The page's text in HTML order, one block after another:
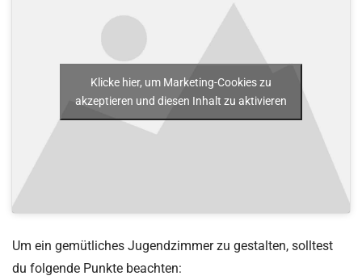
Klicke hier, um Marketing-Cookies zu
akzeptieren und diesen Inhalt zu aktivieren
Um ein gemütliches Jugendzimmer zu gestalten, solltest
du folgende Punkte beachten: